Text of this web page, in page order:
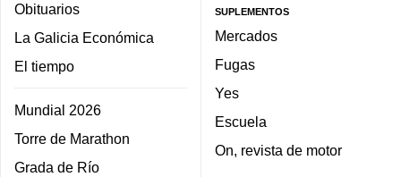
Obituarios
La Galicia Económica
El tiempo
Mundial 2026
Torre de Marathon
Grada de Río
SUPLEMENTOS
Mercados
Fugas
Yes
Escuela
On, revista de motor